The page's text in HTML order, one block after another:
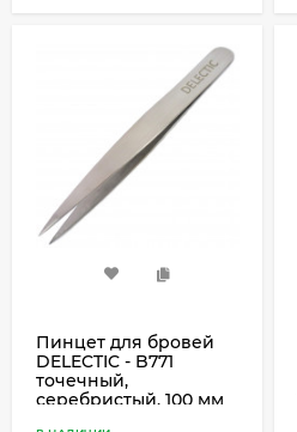
Пинцет для бровей
DELECTIC - B771
точечный,
серебристый, 100 мм